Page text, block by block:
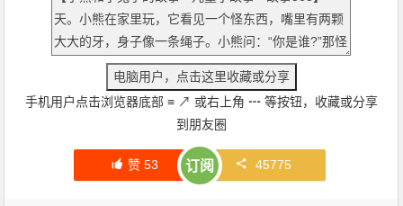
手机用户点击浏览器底部 ≡ ↗ 或右上角 ┅ 等按钮，收藏或分享
到朋友圈
赞53 订阅 45775